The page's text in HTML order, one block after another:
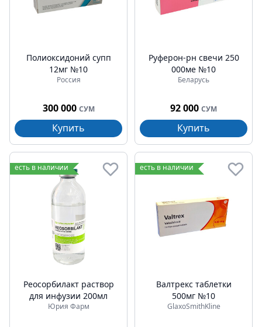
Полиоксидоний супп
12мг №10
Россия
300 000 СУМ
Купить
Руферон-рн свечи 250
000ме №10
Беларусь
92 000 СУМ
Купить
есть в наличии
Реосорбилакт раствор
для инфузии 200мл
Юрия Фарм
есть в наличии
Валтрекс таблетки
500мг №10
GlaxoSmithKline